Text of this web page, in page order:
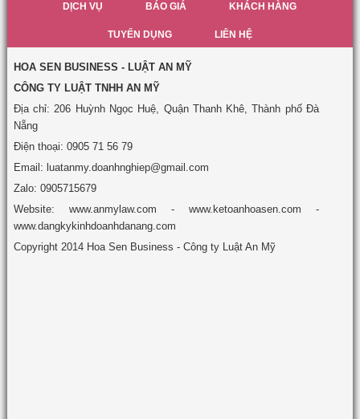
DỊCH VỤ BÁO GIÁ KHÁCH HÀNG
TUYỂN DỤNG LIÊN HỆ
HOA SEN BUSINESS - LUẬT AN MỸ
CÔNG TY LUẬT TNHH AN MỸ
Địa chỉ: 206 Huỳnh Ngọc Huệ, Quận Thanh Khê, Thành phố Đà
Nẵng
Điện thoại: 0905 71 56 79
Email: luatanmy.doanhnghiep@gmail.com
Zalo: 0905715679
Website: www.anmylaw.com - www.ketoanhoasen.com -
www.dangkykinhdoanhdanang.com
Copyright 2014 Hoa Sen Business - Công ty Luật An Mỹ